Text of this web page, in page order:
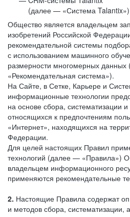
(далее — «Система
Общество является владельцем
изобретений Российской
рекомендательной системы
с использованием машинного
размерности многомерных
«Рекомендательная система»).
На Сайте, в Сетке, Карьере и
информационные технологии
на основе сбора, систематизации
относящихся к предпочтениям
«Интернет», находящихся на
Федерации.
Для целей настоящих Правил
технологий (далее — «Правила»)
владельцем информационного
применяются рекомендательные
2. Настоящие Правила содержат
и методов сбора, систематизации,